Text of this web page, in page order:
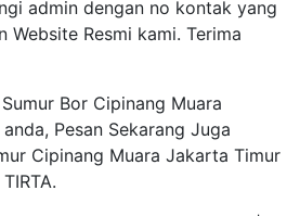
admin dengan no kontak yang
Website Resmi kami. Terima
Bor Cipinang Muara
Pesan Sekarang Juga
Cipinang Muara Jakarta Timur